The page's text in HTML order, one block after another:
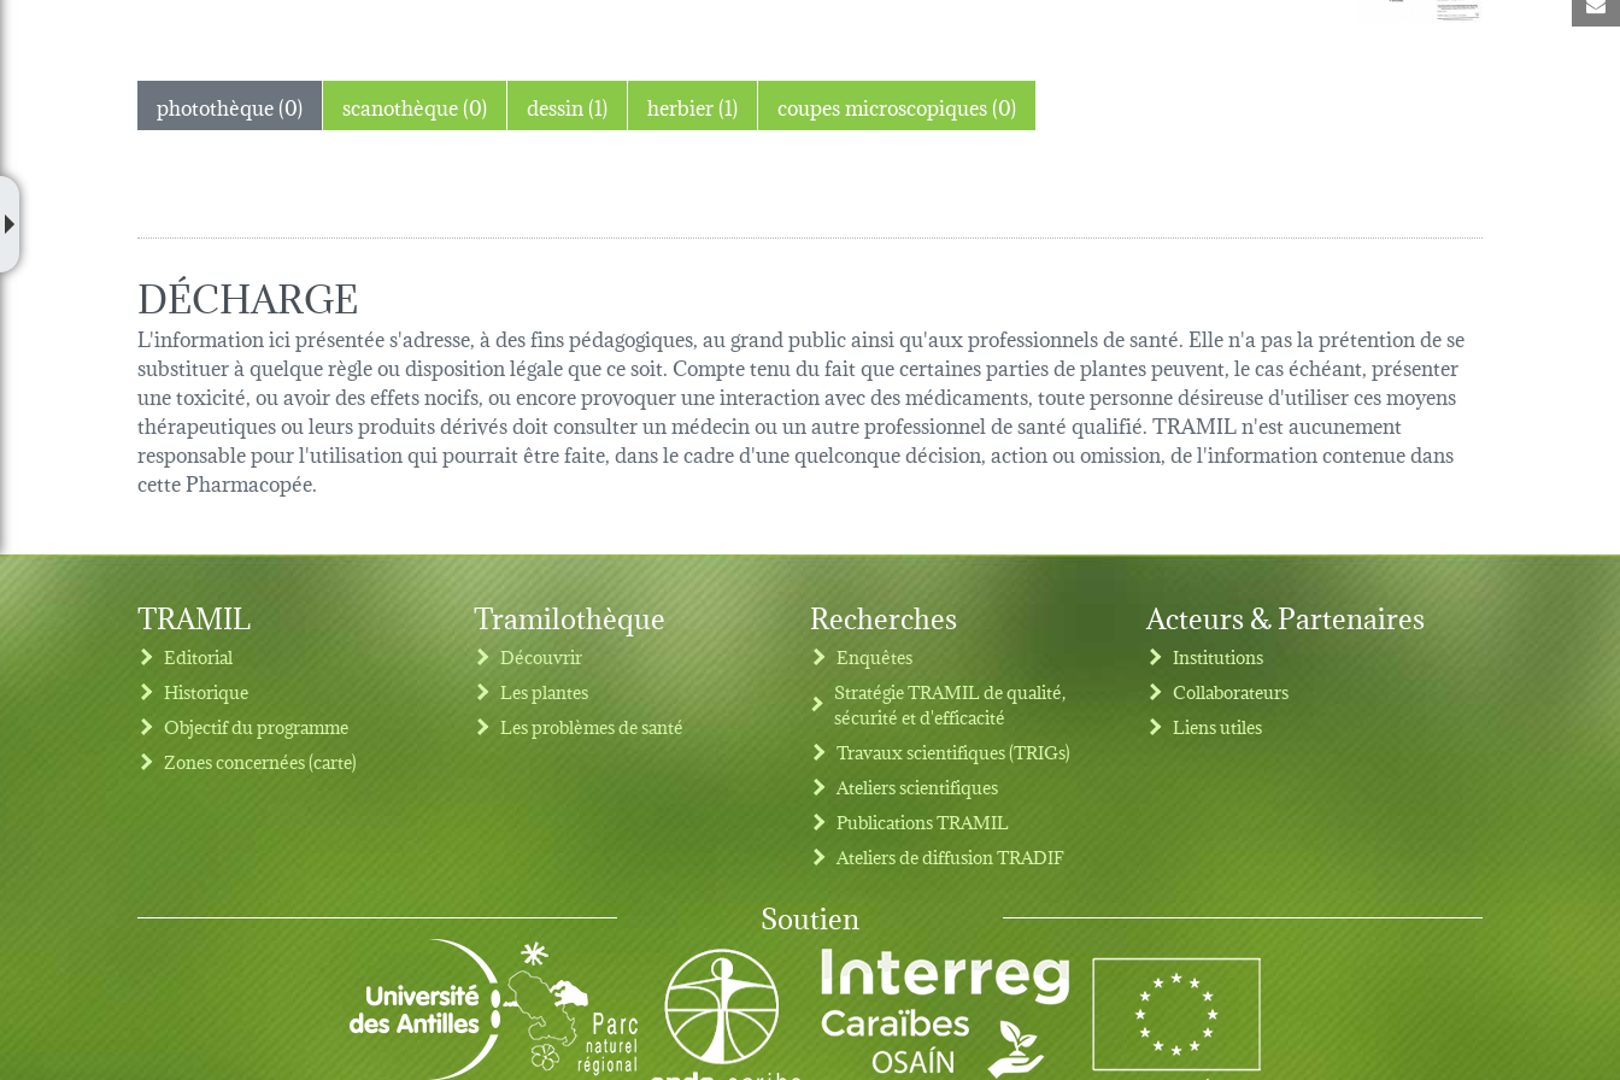
photothèque (0) scanothèque (0) dessin (1) herbier (1) coupes microscopiques (0)
DÉCHARGE
L'information ici présentée s'adresse, à des fins pédagogiques, au grand public ainsi qu'aux professionnels de santé. Elle n'a pas la prétention de se
substituer à quelque règle ou disposition légale que ce soit. Compte tenu du fait que certaines parties de plantes peuvent, le cas échéant, présenter
une toxicité, ou avoir des effets nocifs, ou encore provoquer une interaction avec des médicaments, toute personne désireuse d'utiliser ces moyens
thérapeutiques ou leurs produits dérivés doit consulter un médecin ou un autre professionnel de santé qualifié. TRAMIL n'est aucunement
responsable pour l'utilisation qui pourrait être faite, dans le cadre d'une quelconque décision, action ou omission, de l'information contenue dans
cette Pharmacopée.
Footer menu
TRAMIL
Editorial
Historique
Objectif du programme
Zones concernées (carte)
Tramilothèque
Découvrir
Les plantes
Les problèmes de santé
Recherches
Enquêtes
Stratégie TRAMIL de qualité,
sécurité et d'efficacité
Travaux scientifiques (TRIGs)
Ateliers scientifiques
Publications TRAMIL
Ateliers de diffusion TRADIF
Acteurs & Partenaires
Institutions
Collaborateurs
Liens utiles
Soutien